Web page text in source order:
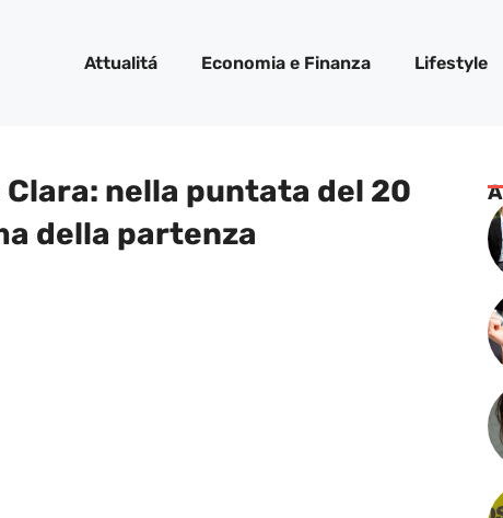
Attualitá Economia e Finanza Lifestyle
Clara: nella puntata del 20
della partenza